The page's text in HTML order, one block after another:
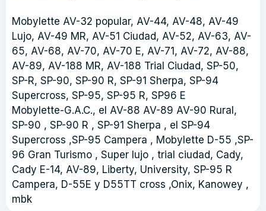
Mobylette AV-32 popular, AV-44, AV-48, AV-49
Lujo, AV-49 MR, AV-51 Ciudad, AV-52, AV-63, AV-
65, AV-68, AV-70, AV-70 E, AV-71, AV-72, AV-88,
AV-89, AV-188 MR, AV-188 Trial Ciudad, SP-50,
SP-R, SP-90, SP-90 R, SP-91 Sherpa, SP-94
Supercross, SP-95, SP-95 R, SP96 E
Mobylette-G.A.C., el AV-88 AV-89 AV-90 Rural,
SP-90 , SP-90 R , SP-91 Sherpa , el SP-94
Supercross ,SP-95 Campera , Mobylette D-55 ,SP-
96 Gran Turismo , Super lujo , trial ciudad, Cady,
Cady E-14, AV-89, Liberty, University, SP-95 R
Campera, D-55E y D55TT cross ,Onix, Kanowey ,
mbk